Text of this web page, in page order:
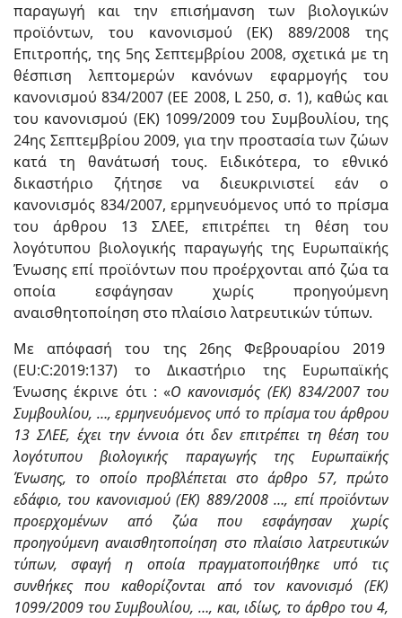
παραγωγή και την επισήμανση των βιολογικών
προϊόντων, του κανονισμού (ΕΚ) 889/2008 της
Επιτροπής, της 5ης Σεπτεμβρίου 2008, σχετικά με τη
θέσπιση λεπτομερών κανόνων εφαρμογής του
κανονισμού 834/2007 (ΕΕ 2008, L 250, σ. 1), καθώς και
του κανονισμού (ΕΚ) 1099/2009 του Συμβουλίου, της
24ης Σεπτεμβρίου 2009, για την προστασία των ζώων
κατά τη θανάτωσή τους. Ειδικότερα, το εθνικό
δικαστήριο ζήτησε να διευκρινιστεί εάν ο
κανονισμός 834/2007, ερμηνευόμενος υπό το πρίσμα
του άρθρου 13 ΣΛΕΕ, επιτρέπει τη θέση του
λογότυπου βιολογικής παραγωγής της Ευρωπαϊκής
Ένωσης επί προϊόντων που προέρχονται από ζώα τα
οποία εσφάγησαν χωρίς προηγούμενη
αναισθητοποίηση στο πλαίσιο λατρευτικών τύπων.
Με απόφασή του της 26ης Φεβρουαρίου 2019
(EU:C:2019:137) το Δικαστήριο της Ευρωπαϊκής
Ένωσης έκρινε ότι : «Ο κανονισμός (ΕΚ) 834/2007 του
Συμβουλίου, …, ερμηνευόμενος υπό το πρίσμα του άρθρου
13 ΣΛΕΕ, έχει την έννοια ότι δεν επιτρέπει τη θέση του
λογότυπου βιολογικής παραγωγής της Ευρωπαϊκής
Ένωσης, το οποίο προβλέπεται στο άρθρο 57, πρώτο
εδάφιο, του κανονισμού (ΕΚ) 889/2008 …, επί προϊόντων
προερχομένων από ζώα που εσφάγησαν χωρίς
προηγούμενη αναισθητοποίηση στο πλαίσιο λατρευτικών
τύπων, σφαγή η οποία πραγματοποιήθηκε υπό τις
συνθήκες που καθορίζονται από τον κανονισμό (ΕΚ)
1099/2009 του Συμβουλίου, …, και, ιδίως, το άρθρο του 4,